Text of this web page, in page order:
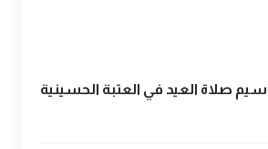
صلاة العيد في العتبة الحسينية